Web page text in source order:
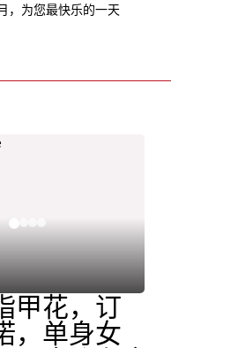
，为您最快乐的一天
甲花，订
，单身女